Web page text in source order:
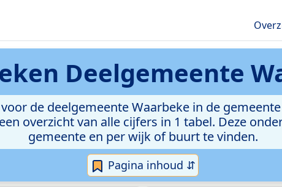
Deelgemeente
de deelgemeente Waarbeke in de
overzicht van alle cijfers in 1 tabel. Deze
gemeente en per wijk of buurt te vinden.
Pagina inhoud ⇵